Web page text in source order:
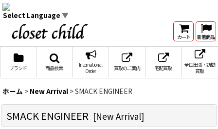
Select Language ▼
カート 新着商品
ブランド 商品検索
International
Order
買取のご案内 宅配買取
全国出張・訪問
買取
ホーム > New Arrival >SMACK ENGINEER
SMACK ENGINEER [New Arrival]